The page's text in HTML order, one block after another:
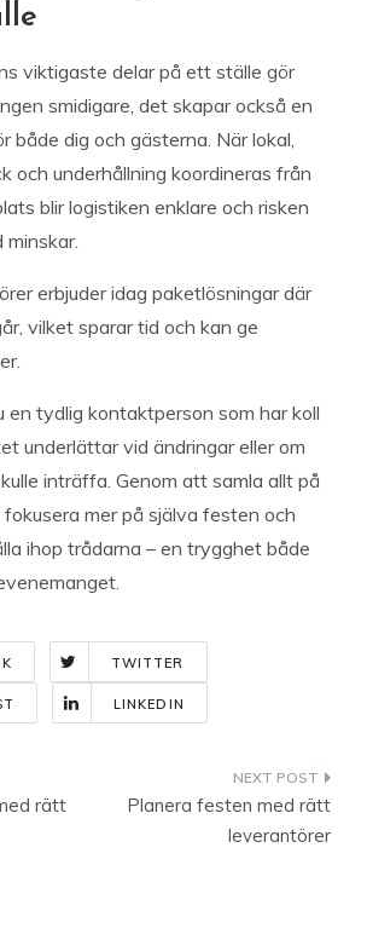
viktigaste delar på ett ställe gör
smidigare, det skapar också en
både dig och gästerna. När lokal,
och underhållning koordineras från
blir logistiken enklare och risken
erbjuder idag paketlösningar där
vilket sparar tid och kan ge
en tydlig kontaktperson som har koll
underlättar vid ändringar eller om
inträffa. Genom att samla allt på
mer på själva festen och
ihop trådarna – en trygghet både
TWITTER
LINKEDIN
rätt
Planera festen med rätt
leverantörer